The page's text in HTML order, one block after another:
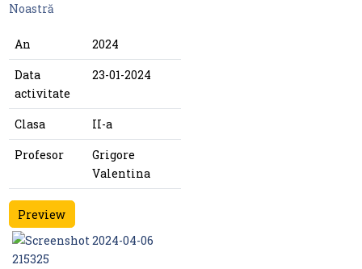
Noastră
An
2024
Data
activitate
23-01-2024
Clasa
II-a
Profesor
Grigore
Valentina
Preview